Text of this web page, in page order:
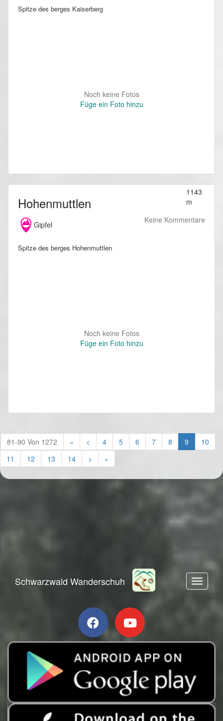
Spitze des berges Kaiserberg
Noch keine Fotos
Füge ein Foto hinzu
Hohenmuttlen
1143
m
Gipfel
Keine Kommentare
Spitze des berges Hohenmuttlen
Noch keine Fotos
Füge ein Foto hinzu
81-90 Von 1272 « < 4 5 6 7 8 9 (current)
10
11
12 13 14 > »
Toggle
Schwarzwald Wanderschuh